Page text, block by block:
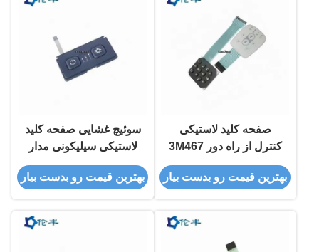
صفحه کلید لاستیکی
کنترل از راه دور 3M467
پانل تخت غشایی
بهترین قیمت رو بدست بیار
سوئیچ غشایی صفحه کلید
لاستیکی سیلیکونی مدار
PET 3M سطح مات
چسبنده
بهترین قیمت رو بدست بیار